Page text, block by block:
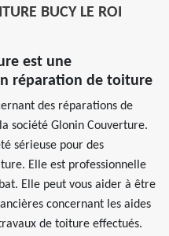
BUCY LE ROI
est une
réparation de toiture
des réparations de
société Glonin Couverture.
sérieuse pour des
Elle est professionnelle
Elle peut vous aider à être
concernant les aides
de toiture effectués.